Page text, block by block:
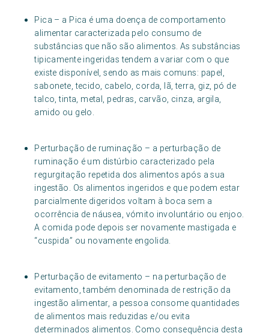
Pica – a Pica é uma doença de comportamento
alimentar caracterizada pelo consumo de
substâncias que não são alimentos. As substâncias
tipicamente ingeridas tendem a variar com o que
existe disponível, sendo as mais comuns: papel,
sabonete, tecido, cabelo, corda, lã, terra, giz, pó de
talco, tinta, metal, pedras, carvão, cinza, argila,
amido ou gelo.
Perturbação de ruminação – a perturbação de
ruminação é um distúrbio caracterizado pela
regurgitação repetida dos alimentos após a sua
ingestão. Os alimentos ingeridos e que podem estar
parcialmente digeridos voltam à boca sem a
ocorrência de náusea, vómito involuntário ou enjoo.
A comida pode depois ser novamente mastigada e
“cuspida” ou novamente engolida.
Perturbação de evitamento – na perturbação de
evitamento, também denominada de restrição da
ingestão alimentar, a pessoa consome quantidades
de alimentos mais reduzidas e/ou evita
determinados alimentos. Como consequência desta